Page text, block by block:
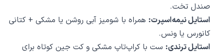
صندل تخت.
استایل نیمه‌اسپرت: همراه با شومیز آبی روشن یا مشکی + کتانی
کانورس یا ونس.
استایل ترندی: ست با کراپ‌تاپ مشکی و کت جین کوتاه برای